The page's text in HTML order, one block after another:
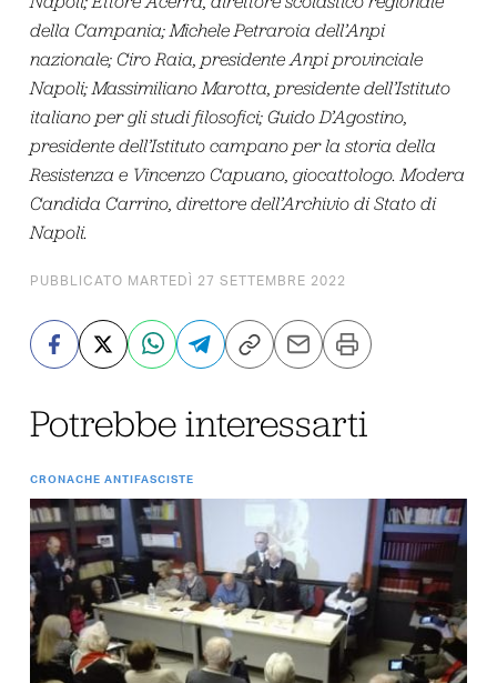
della Campania; Michele Petraroia dell’Anpi
nazionale; Ciro Raia, presidente Anpi provinciale
Napoli; Massimiliano Marotta, presidente dell’Istituto
italiano per gli studi filosofici; Guido D’Agostino,
presidente dell’Istituto campano per la storia della
Resistenza e Vincenzo Capuano, giocattologo. Modera
Candida Carrino, direttore dell’Archivio di Stato di
Napoli.
PUBBLICATO MARTEDÌ 27 SETTEMBRE 2022
Potrebbe interessarti
CRONACHE ANTIFASCISTE